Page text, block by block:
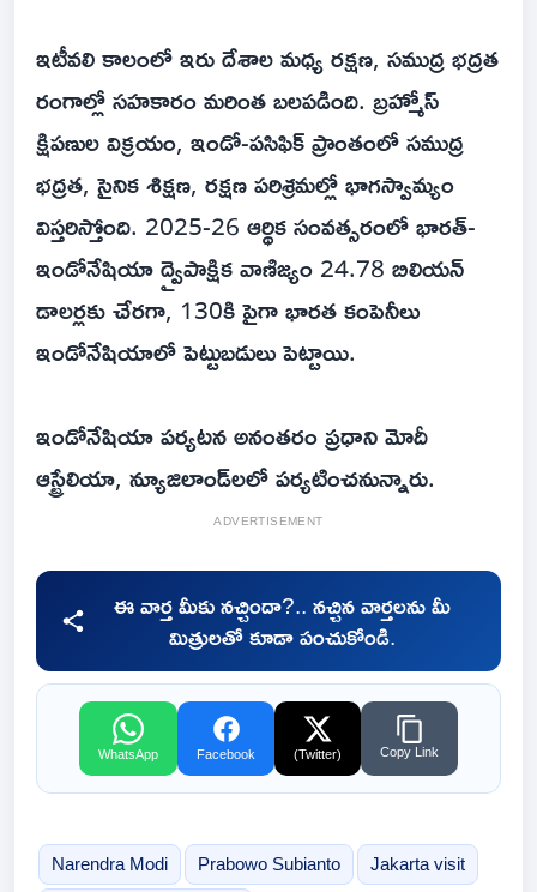
ఇటీవలి కాలంలో ఇరు దేశాల మధ్య రక్షణ, సముద్ర భద్రత
రంగాల్లో సహకారం మరింత బలపడింది. బ్రహ్మోస్‌
క్షిపణుల విక్రయం, ఇండో-పసిఫిక్‌ ప్రాంతంలో సముద్ర
భద్రత, సైనిక శిక్షణ, రక్షణ పరిశ్రమల్లో భాగస్వామ్యం
విస్తరిస్తోంది. 2025-26 ఆర్థిక సంవత్సరంలో భారత్-
ఇండోనేషియా ద్వైపాక్షిక వాణిజ్యం 24.78 బిలియన్‌
డాలర్లకు చేరగా, 130కి పైగా భారత కంపెనీలు
ఇండోనేషియాలో పెట్టుబడులు పెట్టాయి.
ఇండోనేషియా పర్యటన అనంతరం ప్రధాని మోదీ
ఆస్ట్రేలియా, న్యూజిలాండ్‌లలో పర్యటించనున్నారు.
ADVERTISEMENT
ఈ వార్త మీకు నచ్చిందా?.. నచ్చిన వార్తలను మీ
మిత్రులతో కూడా పంచుకోండి.
WhatsApp Facebook (Twitter) Copy Link
Narendra Modi Prabowo Subianto Jakarta visit